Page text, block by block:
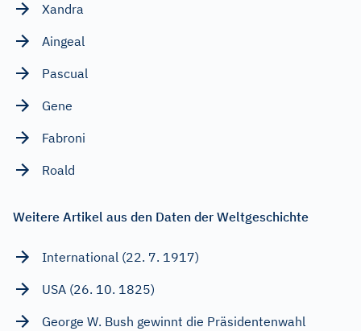
Xandra
Aingeal
Pascual
Gene
Fabroni
Roald
Weitere Artikel aus den Daten der Weltgeschichte
International (22. 7. 1917)
USA (26. 10. 1825)
George W. Bush gewinnt die Präsidentenwahl